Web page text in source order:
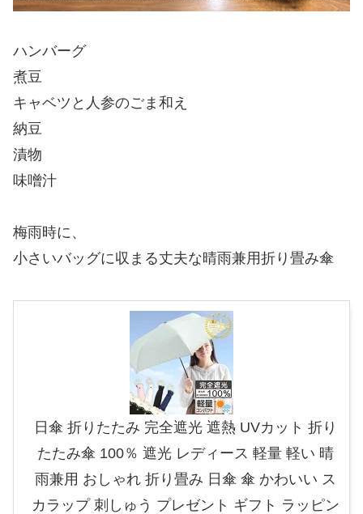
ハンバーグ
煮豆
キャベツと人参のごま和え
納豆
漬物
味噌汁
梅雨時に、
小さいバッグに収まる丈夫な晴雨兼用折り畳み傘
日傘 折りたたみ 完全遮光 遮熱 UVカット 折り
たたみ傘 100％ 遮光 レディース 軽量 軽い 晴
雨兼用 おしゃれ 折り畳み 日傘 傘 かわいい ス
カラップ 刺しゅう プレゼント ギフト ラッピン